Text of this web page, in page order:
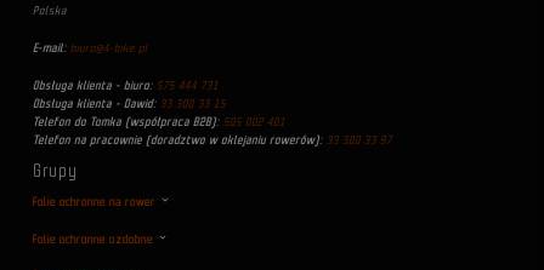
Polska
E-mail: biuro@4-bike.pl
Obsługa klienta - biuro: 575 444 731
Obsługa klienta - Dawid: 33 300 33 15
Telefon do Tomka (współpraca B2B): 505 002 401
Telefon na pracownie (doradztwo w oklejaniu rowerów): 33 300 33 97
Grupy
Folie ochronne na rower
Folie ochronne ozdobne